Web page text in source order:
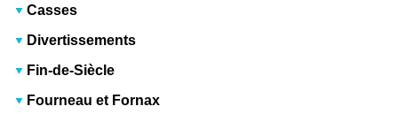
Casses
Divertissements
Fin-de-Siècle
Fourneau et Fornax